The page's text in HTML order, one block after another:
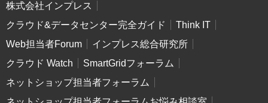
株式会社インプレス
クラウド&データセンター完全ガイド
Think IT
Web担当者Forum
インプレス総合研究所
クラウド Watch
SmartGridフォーラム
ネットショップ担当者フォーラム